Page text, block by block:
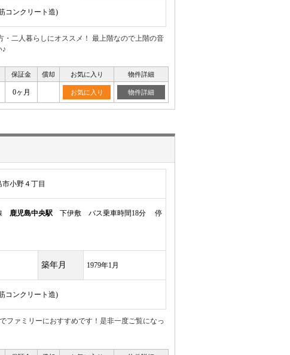
コンクリート造)
二人暮らしにオススメ！ 最上階なので上階の音
♪
保証金 償却 お気に入り 物件詳細
0ヶ月 お気に入り 物件詳細
小野４丁目
鹿児島中央駅 下伊敷 バス乗車時間18分 停
築年月 1979年1月
コンクリート造)
ファミリーにおすすめです！是非一度ご覧になっ